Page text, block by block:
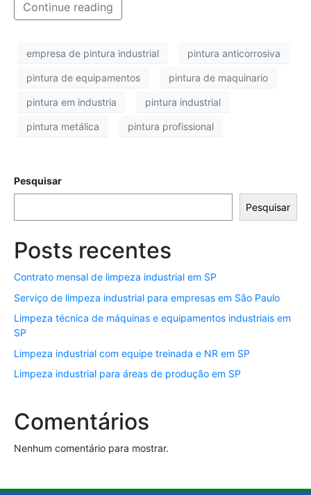
Continue reading
empresa de pintura industrial pintura anticorrosiva
pintura de equipamentos pintura de maquinario
pintura em industria pintura industrial
pintura metálica pintura profissional
Pesquisar
Pesquisar
Posts recentes
Contrato mensal de limpeza industrial em SP
Serviço de limpeza industrial para empresas em São Paulo
Limpeza técnica de máquinas e equipamentos industriais em
SP
Limpeza industrial com equipe treinada e NR em SP
Limpeza industrial para áreas de produção em SP
Comentários
Nenhum comentário para mostrar.